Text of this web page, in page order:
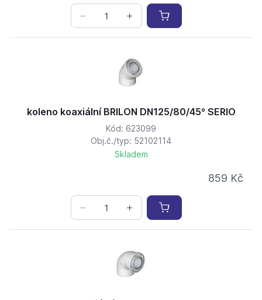
koleno koaxiální BRILON DN125/80/45° SERIO
Kód: 623099
Obj.č./typ: 52102114
Skladem
859 Kč